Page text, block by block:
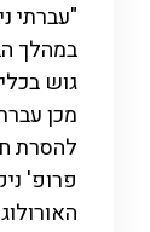
"עברתי
במהלך
גוש
מכן
להסרת
פרופ'